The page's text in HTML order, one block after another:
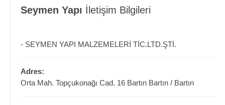
Seymen Yapı İletişim Bilgileri
- SEYMEN YAPI MALZEMELERİ TİC.LTD.ŞTİ.
Adres:
Orta Mah. Topçukonağı Cad. 16 Bartın Bartın / Bartın